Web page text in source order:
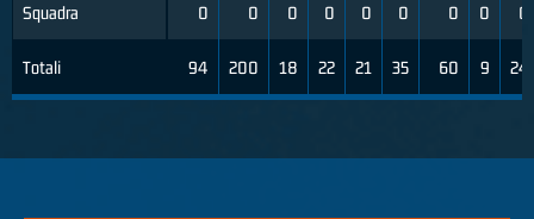
Squadra
Totali
0 0 0 0 0 0 0 0 0
94 200 18 22 21 35 60 9 24